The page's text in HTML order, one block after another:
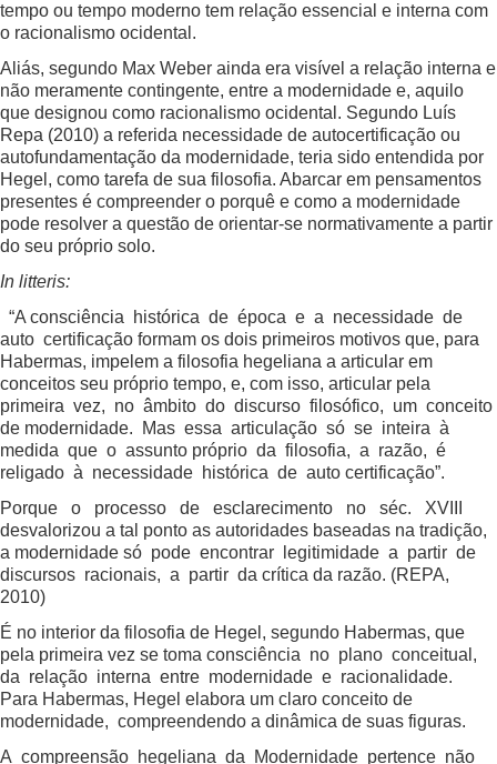
tempo ou tempo moderno tem relação essencial e interna com
o racionalismo ocidental.
Aliás, segundo Max Weber ainda era visível a relação interna e
não meramente contingente, entre a modernidade e, aquilo
que designou como racionalismo ocidental. Segundo Luís
Repa (2010) a referida necessidade de autocertificação ou
autofundamentação da modernidade, teria sido entendida por
Hegel, como tarefa de sua filosofia. Abarcar em pensamentos
presentes é compreender o porquê e como a modernidade
pode resolver a questão de orientar-se normativamente a partir
do seu próprio solo.
In litteris:
“A consciência histórica de época e a necessidade de
auto certificação formam os dois primeiros motivos que, para
Habermas, impelem a filosofia hegeliana a articular em
conceitos seu próprio tempo, e, com isso, articular pela
primeira vez, no âmbito do discurso filosófico, um conceito
de modernidade. Mas essa articulação só se inteira à
medida que o assunto próprio da filosofia, a razão, é
religado à necessidade histórica de auto certificação”.
Porque o processo de esclarecimento no séc. XVIII
desvalorizou a tal ponto as autoridades baseadas na tradição,
a modernidade só pode encontrar legitimidade a partir de
discursos racionais, a partir da crítica da razão. (REPA,
2010)
É no interior da filosofia de Hegel, segundo Habermas, que
pela primeira vez se toma consciência no plano conceitual,
da relação interna entre modernidade e racionalidade.
Para Habermas, Hegel elabora um claro conceito de
modernidade, compreendendo a dinâmica de suas figuras.
A compreensão hegeliana da Modernidade pertence não